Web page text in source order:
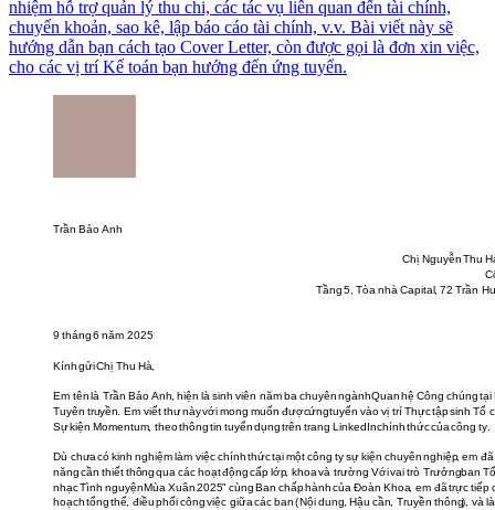
nhiệm hỗ trợ quản lý thu chi, các tác vụ liên quan đến tài chính,
chuyển khoản, sao kê, lập báo cáo tài chính, v.v. Bài viết này sẽ
hướng dẫn bạn cách tạo Cover Letter, còn được gọi là đơn xin việc,
cho các vị trí Kế toán bạn hướng đến ứng tuyển.